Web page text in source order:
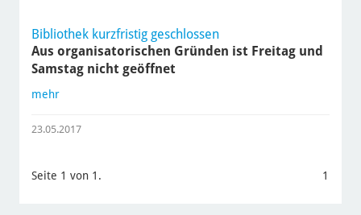
Bibliothek kurzfristig geschlossen
Aus organisatorischen Gründen ist Freitag und
Samstag nicht geöffnet
mehr
23.05.2017
Seite 1 von 1. 1